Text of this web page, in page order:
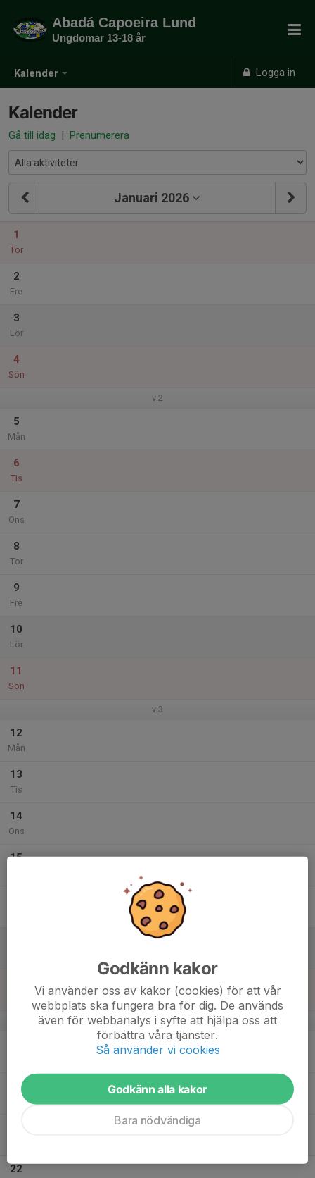
Kalender Logga in
Abadá Capoeira Lund
Ungdomar 13-18 år
Kalender
Gå till idag | Prenumerera
Januari 2026
1
Tor
2
Fre
3
Lör
4
Sön
v.2
5
Mån
6
Tis
7
Ons
8
Tor
9
Fre
10
Lör
11
Sön
v.3
12
Mån
13
Tis
14
Ons
15
v.4
20
22
Godkänn kakor
Vi använder oss av kakor (cookies) för att vår
webbplats ska fungera bra för dig. De används
även för webbanalys i syfte att hjälpa oss att
förbättra våra tjänster.
Så använder vi cookies
Godkänn alla kakor
Bara nödvändiga